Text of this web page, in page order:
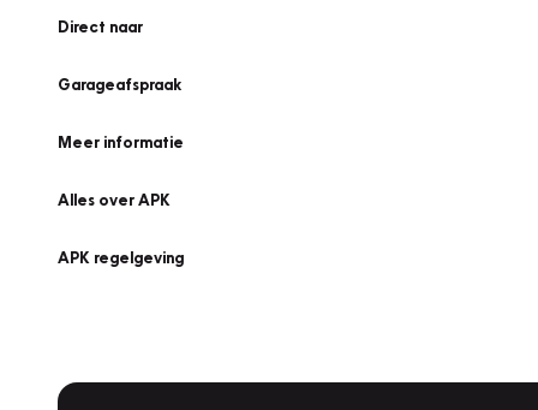
Direct naar
Garageafspraak
Meer informatie
Alles over APK
APK regelgeving